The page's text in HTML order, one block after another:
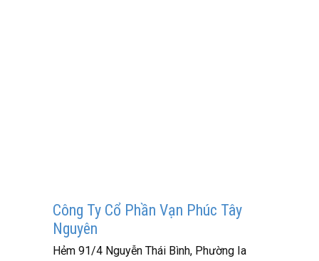
Công Ty Cổ Phần Vạn Phúc Tây
Nguyên
Hẻm 91/4 Nguyễn Thái Bình, Phường Ia